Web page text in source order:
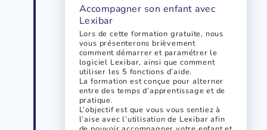
Accompagner son enfant avec
Lexibar
Lors de cette formation gratuite, nous
vous présenterons brièvement
comment démarrer et paramétrer le
logiciel Lexibar, ainsi que comment
utiliser les 5 fonctions d’aide.
La formation est conçue pour alterner
entre des temps d’apprentissage et de
pratique.
L’objectif est que vous vous sentiez à
l’aise avec l’utilisation de Lexibar afin